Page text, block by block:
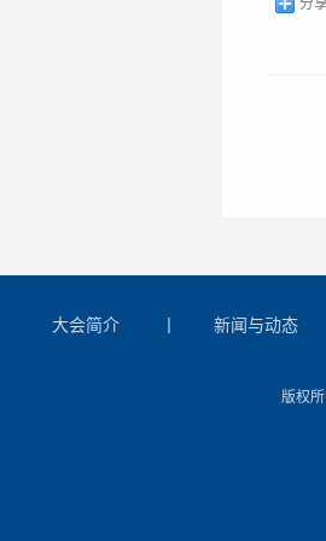
分
大会简介 新闻与动态
版权